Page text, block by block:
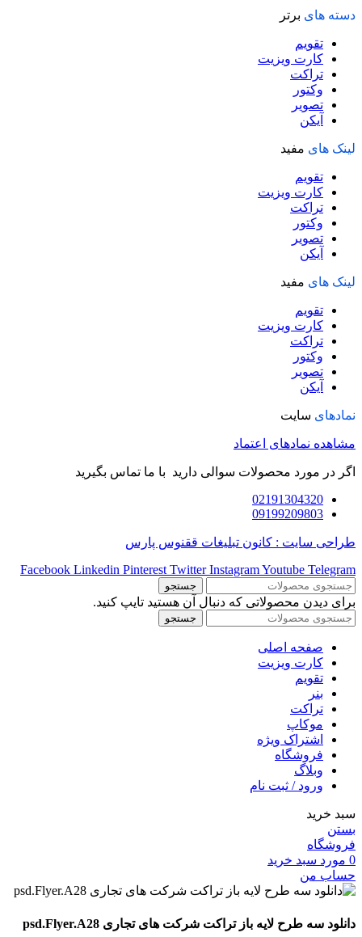
دسته های برتر
تقویم
کارت ویزیت
تراکت
وکتور
تصویر
آیکن
لینک های مفید
تقویم
کارت ویزیت
تراکت
وکتور
تصویر
آیکن
لینک های مفید
تقویم
کارت ویزیت
تراکت
وکتور
تصویر
آیکن
نمادهای سایت
مشاهده نمادهای اعتماد
اگر در مورد محصولات سوالی دارید با ما تماس بگیرید
02191304320
09199209803
طراحی سایت : کانون تبلیغات ققنوس پارس
Facebook Linkedin Pinterest Twitter InstagramYoutube Telegram
جستجو
برای دیدن محصولاتی که دنبال آن هستید تایپ کنید.
جستجو
صفحه اصلی
کارت ویزیت
تقویم
بنر
تراکت
موکاپ
اشتراک ویژه
فروشگاه
وبلاگ
ورود / ثبت نام
سبد خرید
بستن
فروشگاه
0 مورد سبد خرید
حساب من
دانلود سه طرح لايه باز تراکت شرکت های تجاری psd.Flyer.A28